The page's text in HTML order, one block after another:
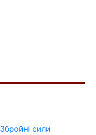
Збройні сили